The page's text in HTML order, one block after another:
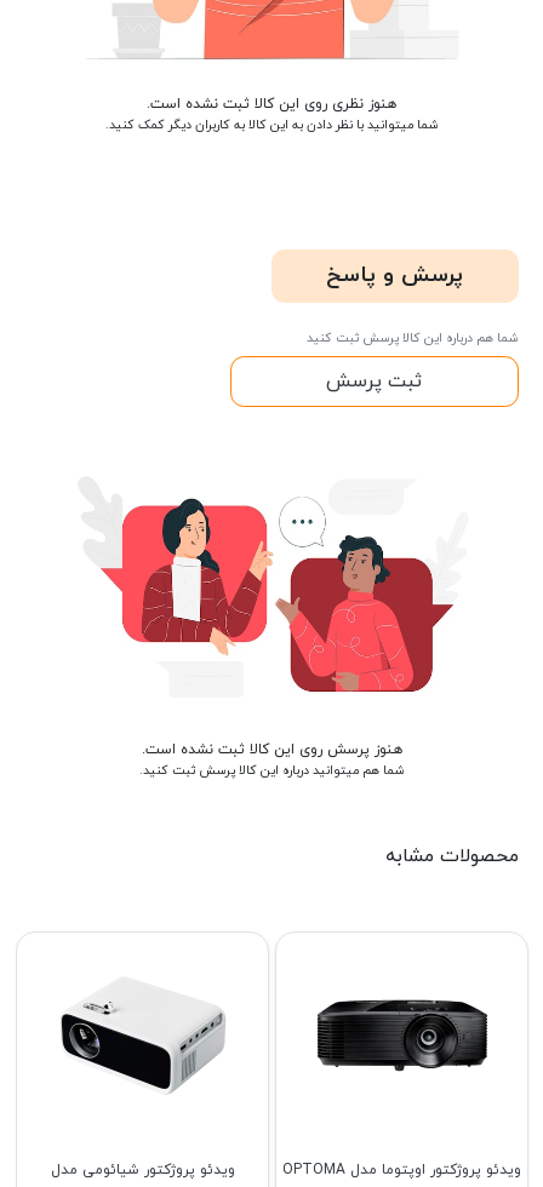
هنوز نظری روی این کالا ثبت نشده است.
شما میتوانید با نظر دادن به این کالا به کاربران دیگر کمک کنید.
پرسش و پاسخ
شما هم درباره این کالا پرسش ثبت کنید
ثبت پرسش
هنوز پرسش روی این کالا ثبت نشده است.
شما هم میتوانید درباره این کالا پرسش ثبت کنید.
محصولات مشابه
ویدئو پروژکتور شیائومی مدل
ویدئو پروژکتور اوپتوما مدل OPTOMA